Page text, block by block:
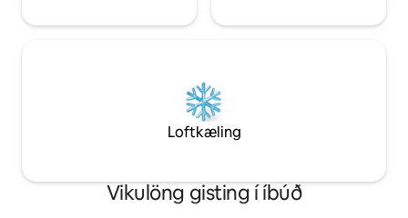
Loftkæling
Vikulöng gisting í íbúð